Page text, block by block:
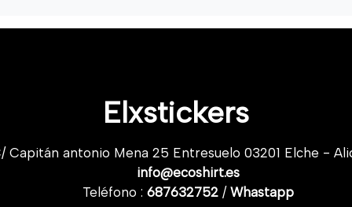
Elxstickers
Capitán antonio Mena 25 Entresuelo 03201 Elche -
info@ecoshirt.es
Teléfono : 687632752/ Whastapp